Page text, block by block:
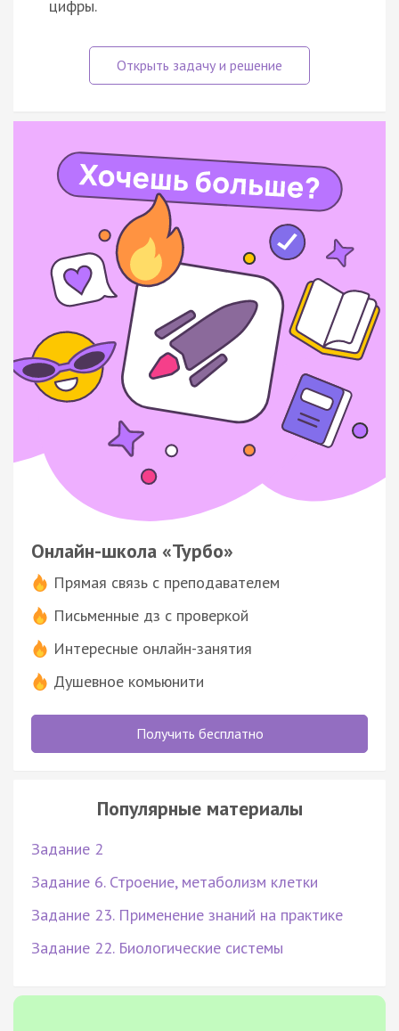
цифры.
Онлайн-школа «Турбо»
Прямая связь с преподавателем
Письменные дз с проверкой
Интересные онлайн-занятия
Душевное комьюнити
Получить бесплатно
Популярные материалы
Задание 2
Задание 6. Строение, метаболизм клетки
Задание 23. Применение знаний на практике
Задание 22. Биологические системы